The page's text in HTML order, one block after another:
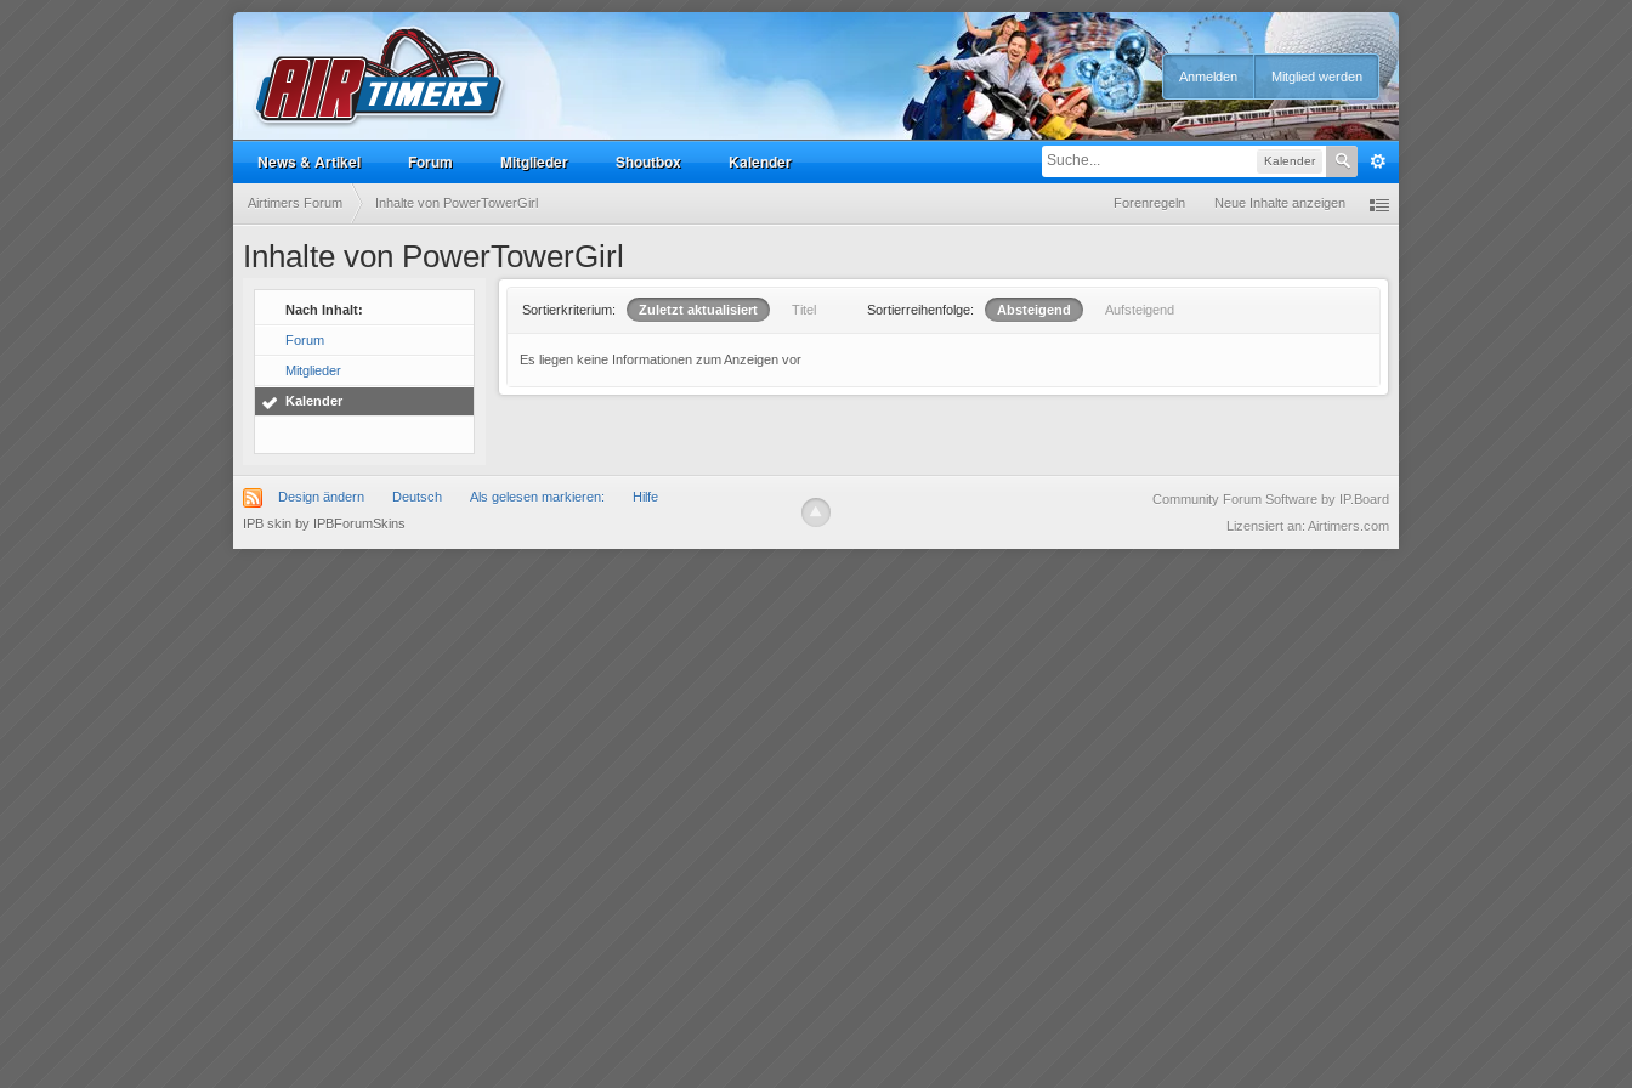
Anmelden Mitglied werden
Kalender
News & Artikel Forum Mitglieder Shoutbox Kalender
Airtimers Forum Inhalte von PowerTowerGirl Forenregeln Neue Inhalte anzeigen
Inhalte von PowerTowerGirl
Nach Inhalt:
Forum
Mitglieder
Kalender
Sortierkriterium: Zuletzt aktualisiert Titel Sortierreihenfolge: Absteigend Aufsteigend
Es liegen keine Informationen zum Anzeigen vor
Design ändern Deutsch Als gelesen markieren: Hilfe
Community Forum Software by IP.Board
Lizensiert an: Airtimers.com
IPB skin by IPBForumSkins